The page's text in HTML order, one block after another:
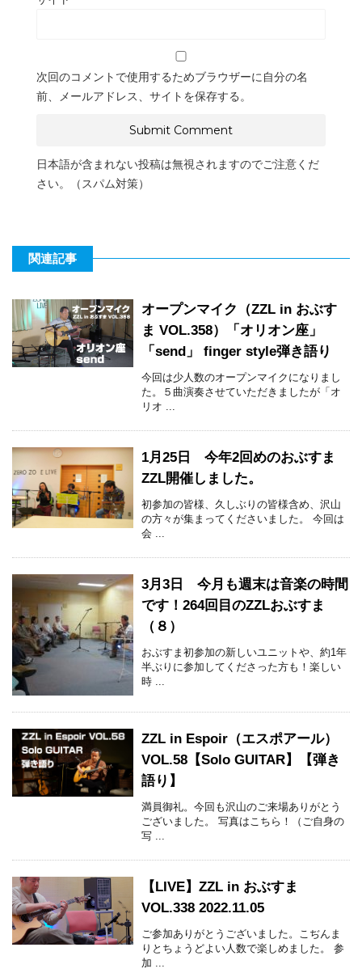
次回のコメントで使用するためブラウザーに自分の名
前、メールアドレス、サイトを保存する。
日本語が含まれない投稿は無視されますのでご注意くだ
さい。（スパム対策）
関連記事
オープンマイク（ZZL in おぶす
ま VOL.358）「オリオン座」
「send」 finger style弾き語り
今回は少人数のオープンマイクになりまし
た。５曲演奏させていただきましたが「オ
リオ ...
1月25日 今年2回めのおぶすま
ZZL開催しました。
初参加の皆様、久しぶりの皆様含め、沢山
の方々が集まってくださいました。 今回は
会 ...
3月3日 今月も週末は音楽の時間
です！264回目のZZLおぶすま
（８）
おぶすま初参加の新しいユニットや、約1年
半ぶりに参加してくださった方も！楽しい
時 ...
ZZL in Espoir（エスポアール）
VOL.58【Solo GUITAR】【弾き
語り】
満員御礼。今回も沢山のご来場ありがとう
ございました。 写真はこちら！（ご自身の
写 ...
【LIVE】ZZL in おぶすま
VOL.338 2022.11.05
ご参加ありがとうございました。こぢんま
りとちょうどよい人数で楽しめました。 参
加 ...